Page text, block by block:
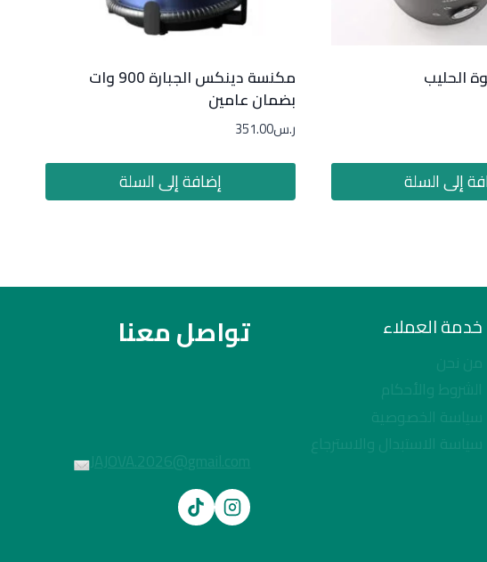
الحليب
إلى السلة
مكنسة دينكس الجبارة 900 وات
بضمان عامين
ر.س351.00
إضافة إلى السلة
خدمة العملاء
من نحن
الشروط والأحكام
سياسة الخصوصية
سياسة الاستبدال والاسترجاع
تواصل معنا
JAJOVA.2026@gmail.com